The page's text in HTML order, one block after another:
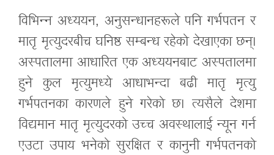
विभिन्न अध्ययन, अनुसन्धानहरूले पनि गर्भपतन र
मातृ मृत्युदरबीच घनिष्ठ सम्बन्ध रहेको देखाएका छन्।
अस्पतालमा आधारित एक अध्ययनबाट अस्पतालमा
हुने कुल मृत्युमध्ये आधाभन्दा बढी मातृ मृत्यु
गर्भपतनका कारणले हुने गरेको छ। त्यसैले देशमा
विद्यमान मातृ मृत्युदरको उच्च अवस्थालाई न्यून गर्न
एउटा उपाय भनेको सुरक्षित र कानुनी गर्भपतनको